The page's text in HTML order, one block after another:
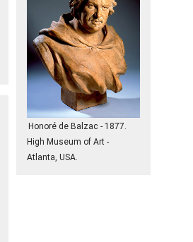
Honoré de Balzac - 1877.
High Museum of Art -
Atlanta, USA.